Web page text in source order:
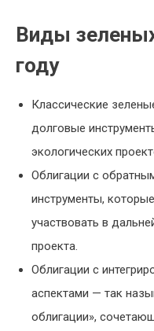
Виды
году
Классические
долговые
экологических
Облигации с
инструменты,
участвовать в
проекта.
Облигации с
аспектами — так
облигации»,